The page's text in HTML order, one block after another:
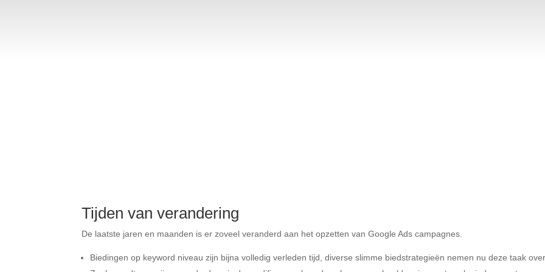
Tijden van verandering
De laatste jaren en maanden is er zoveel veranderd aan het opzetten van Google Ads campagnes.
Biedingen op keyword niveau zijn bijna volledig verleden tijd, diverse slimme biedstrategieën nemen nu deze taak over.